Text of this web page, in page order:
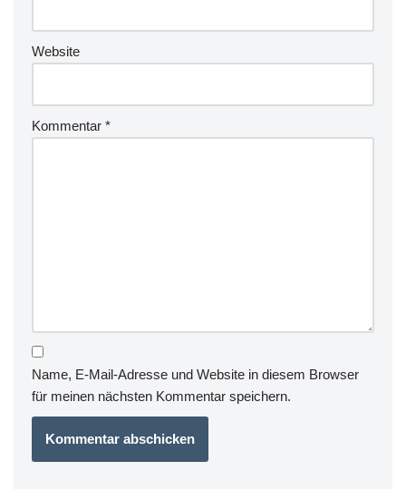
Website
Kommentar *
Name, E-Mail-Adresse und Website in diesem Browser
für meinen nächsten Kommentar speichern.